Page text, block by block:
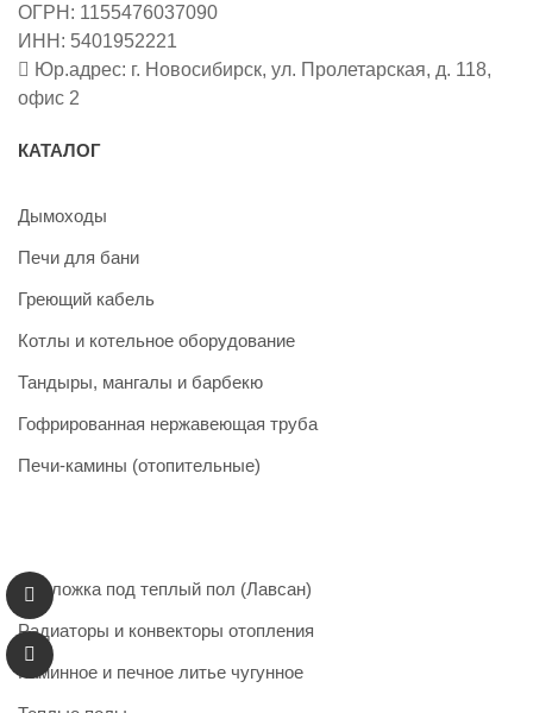
ОГРН: 1155476037090
ИНН: 5401952221
Юр.адрес: г. Новосибирск, ул. Пролетарская, д. 118,
офис 2
КАТАЛОГ
Дымоходы
Печи для бани
Греющий кабель
Котлы и котельное оборудование
Тандыры, мангалы и барбекю
Гофрированная нержавеющая труба
Печи-камины (отопительные)
Подложка под теплый пол (Лавсан)
Радиаторы и конвекторы отопления
Каминное и печное литье чугунное